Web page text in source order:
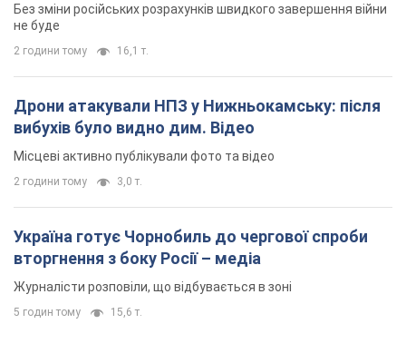
Без зміни російських розрахунків швидкого завершення війни
не буде
2 години тому 16,1 т.
Дрони атакували НПЗ у Нижньокамську: після
вибухів було видно дим. Відео
Місцеві активно публікували фото та відео
2 години тому 3,0 т.
Україна готує Чорнобиль до чергової спроби
вторгнення з боку Росії – медіа
Журналісти розповіли, що відбувається в зоні
5 годин тому 15,6 т.